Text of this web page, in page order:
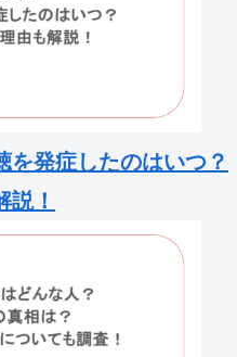
を発症したのはいつ？
！